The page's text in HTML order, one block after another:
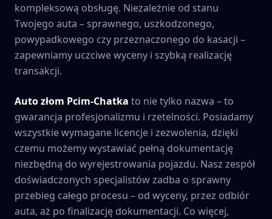
kompleksową obsługę. Niezależnie od stanu
Twojego auta – sprawnego, uszkodzonego,
powypadkowego czy przeznaczonego do kasacji –
zapewniamy uczciwe wyceny i szybką realizację
transakcji.
Auto złom Pcim-Chatka to nie tylko nazwa – to
gwarancja profesjonalizmu i rzetelności. Posiadamy
wszystkie wymagane licencje i zezwolenia, dzięki
czemu możemy wystawiać pełną dokumentację
niezbędną do wyrejestrowania pojazdu. Nasz zespół
doświadczonych specjalistów zadba o sprawny
przebieg całego procesu – od wyceny, przez odbiór
auta, aż po finalizację dokumentacji. Co więcej,